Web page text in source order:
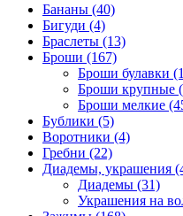
Бананы (40)
Бигуди (4)
Браслеты (13)
Броши (167)
Броши булавки
Броши крупные
Броши мелкие
Бублики (5)
Воротники (4)
Гребни (22)
Диадемы, украшения
Диадемы (31)
Украшения на